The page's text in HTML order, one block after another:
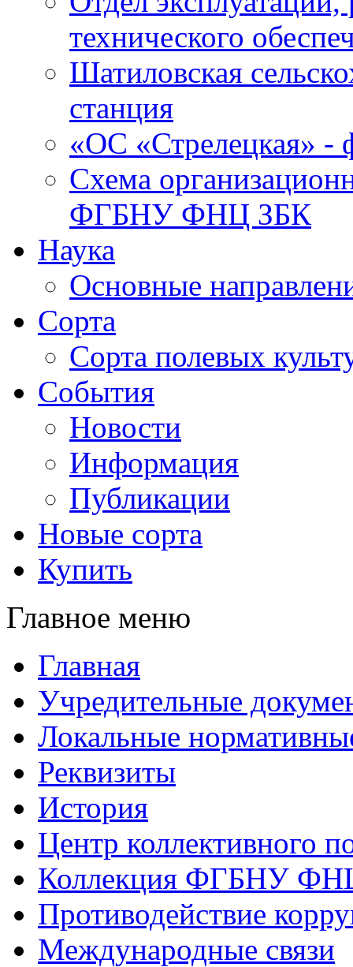
технического
Шатиловская
станция
«ОС «Стрелецкая»
Схема
ФГБНУ ФНЦ ЗБК
Наука
Основные
Сорта
Сорта полевых
События
Новости
Информация
Публикации
Новые сорта
Купить
Главное меню
Главная
Учредительные
Локальные
Реквизиты
История
Центр коллективного
Коллекция ФГБНУ
Противодействие
Международные связи